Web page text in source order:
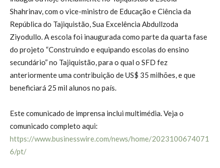
Shahrinav, com o vice-ministro de Educação e Ciência da
República do Tajiquistão, Sua Excelência Abdullzoda
Ziyodullo. A escola foi inaugurada como parte da quarta fase
do projeto “Construindo e equipando escolas do ensino
secundário” no Tajiquistão, para o qual o SFD fez
anteriormente uma contribuição de US$ 35 milhões, e que
beneficiará 25 mil alunos no país.
Este comunicado de imprensa inclui multimédia. Veja o
comunicado completo aqui:
https://www.businesswire.com/news/home/2023100674071
6/pt/